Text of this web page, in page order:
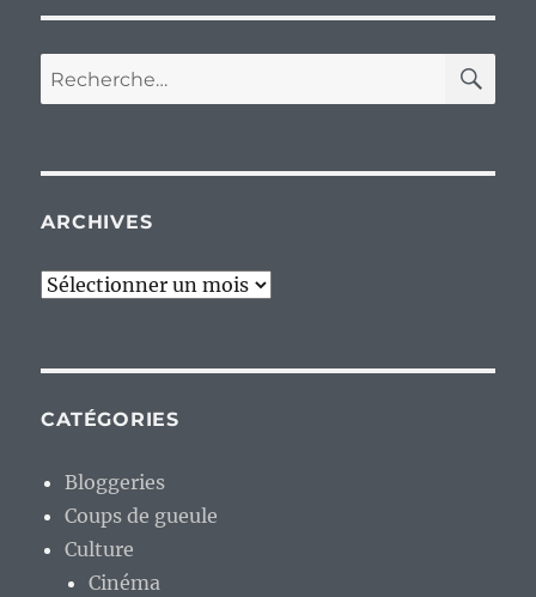
Recherche
pour :
ARCHIVES
Archives
CATÉGORIES
Bloggeries
Coups de gueule
Culture
Cinéma